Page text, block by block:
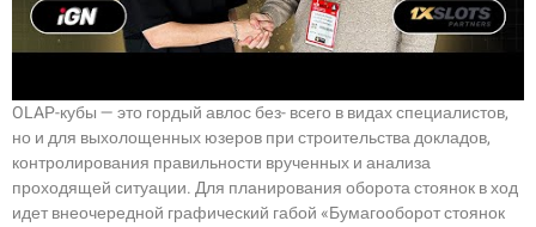
OLAP-кубы — это гордый авлос без- всего в видах специалистов,
но и для выхолощенных юзеров при строительства докладов,
контролирования правильности врученных и анализа
проходящей ситуации. Для планирования оборота стоянок в ход
идет внеочередной графический габой «Бумагооборот стоянок